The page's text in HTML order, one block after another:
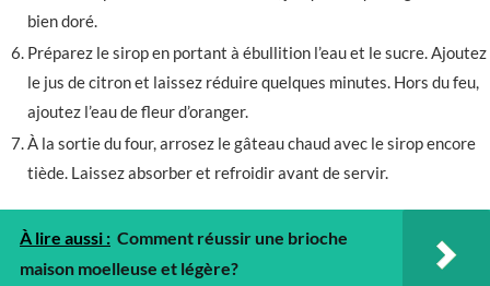
bien doré.
Préparez le sirop en portant à ébullition l’eau et le sucre. Ajoutez
le jus de citron et laissez réduire quelques minutes. Hors du feu,
ajoutez l’eau de fleur d’oranger.
À la sortie du four, arrosez le gâteau chaud avec le sirop encore
tiède. Laissez absorber et refroidir avant de servir.
À lire aussi : Comment réussir une brioche
maison moelleuse et légère?